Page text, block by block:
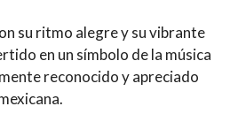
su ritmo alegre y su vibrante
en un símbolo de la música
reconocido y apreciado